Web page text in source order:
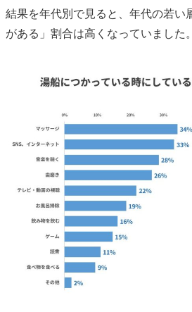
結果を年代別で見ると、年代の若い
がある」割合は高くなっていました。